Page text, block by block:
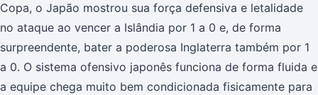
Copa, o Japão mostrou sua força defensiva e letalidade
no ataque ao vencer a Islândia por 1 a 0 e, de forma
surpreendente, bater a poderosa Inglaterra também por 1
a 0. O sistema ofensivo japonês funciona de forma fluida e
a equipe chega muito bem condicionada fisicamente para